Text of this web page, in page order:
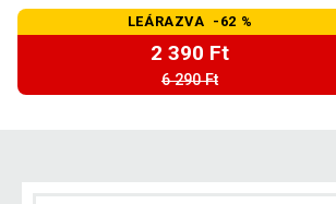
LEÁRAZVA -62 %
2 390 Ft
6 290 Ft